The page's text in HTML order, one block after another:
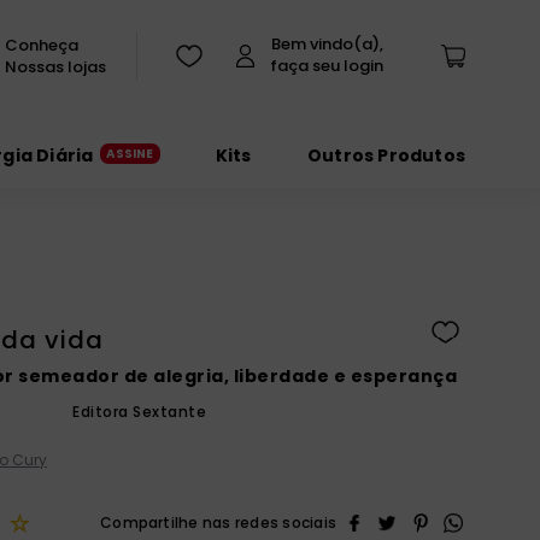
Conheça
Nossas lojas
Diária Kits Outros Produtos
vida
semeador de alegria, liberdade e esperança
Editora Sextante
Cury
☆